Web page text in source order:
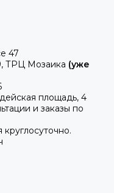
47
ТРЦ Мозаика (уже
площадь, 4
и заказы по